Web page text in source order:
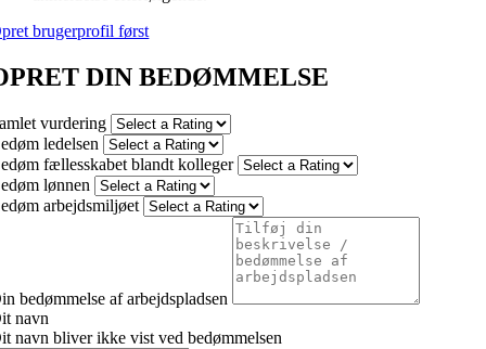
brugerprofil først
DIN BEDØMMELSE
vurdering
ledelsen
fællesskabet blandt kolleger
lønnen
arbejdsmiljøet
bedømmelse af arbejdspladsen
navn
navn bliver ikke vist ved bedømmelsen